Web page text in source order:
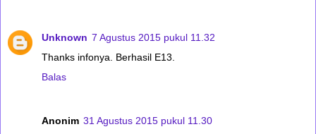
Unknown 7 Agustus 2015 pukul 11.32
Thanks infonya. Berhasil E13.
Balas
Anonim 31 Agustus 2015 pukul 11.30